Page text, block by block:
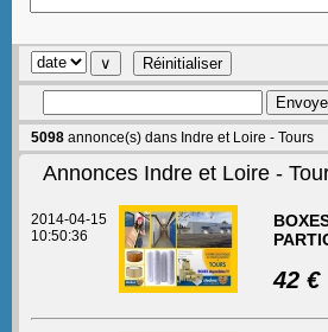
5098 annonce(s) dans Indre et Loire - Tours
Annonces Indre et Loire -
2014-04-15
10:50:36
42 €